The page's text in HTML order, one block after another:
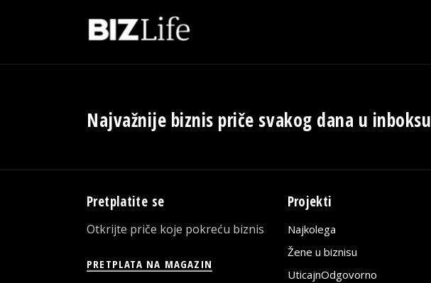
Najvažnije biznis priče svakog dana u inboksu
Pretplatite se
Otkrijte priče koje pokreću biznis
PRETPLATA NA MAGAZIN
Projekti
Najkolega
Žene u biznisu
UticajnOdgovorno